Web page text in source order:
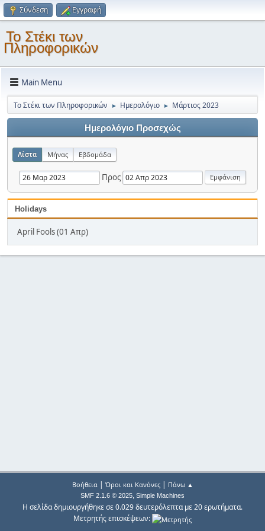
Σύνδεση Εγγραφή
Το Στέκι των
Πληροφορικών
Main Menu
Το Στέκι των Πληροφορικών ► Ημερολόγιο ► Μάρτιος 2023
Ημερολόγιο Προσεχώς
Λίστα Μήνας Εβδομάδα
Προς
Holidays
April Fools (01 Απρ)
Βοήθεια| Όροι και Κανόνες| Πάνω ▲
SMF 2.1.6 © 2025, Simple Machines
Η σελίδα δημιουργήθηκε σε 0.029 δευτερόλεπτα με 20 ερωτήματα.
Μετρητής επισκέψεων: